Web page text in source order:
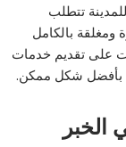
تتطلب
بالكامل
على تقديم خدمات
بأفضل شكل ممكن.